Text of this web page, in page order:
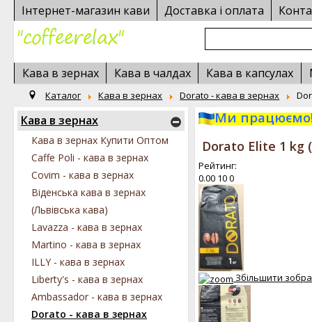
Інтернет-магазин кави Доставка і оплата
Кава в зернах Кава в чалдах Кава в капсулах
Каталог Кава в зернах Dorato - кава в зернах
Ми працюємо!
Dorato Elite 1 kg
Рейтинг:
0.00 100
Збільшити
Кава в зернах
Кава в зернах Купити Оптом
Caffe Poli - кава в зернах
Covim - кава в зернах
Віденська кава в зернах
(Львівська кава)
Lavazza - кава в зернах
Martino - кава в зернах
ILLY - кава в зернах
Liberty's - кава в зернах
Ambassador - кава в зернах
Dorato - кава в зернах